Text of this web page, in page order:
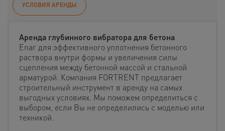
УСЛОВИЯ АРЕНДЫ
Аренда глубинного вибратора для бетона
Enar для эффективного уплотнения бетонного
раствора внутри формы и увеличения силы
сцепления между бетонной массой и стальной
арматурой. Компания FORTRENT предлагает
строительный инструмент в аренду на самых
выгодных условиях. Мы поможем определиться с
выбором, если Вы не определились с моделью или
техникой.